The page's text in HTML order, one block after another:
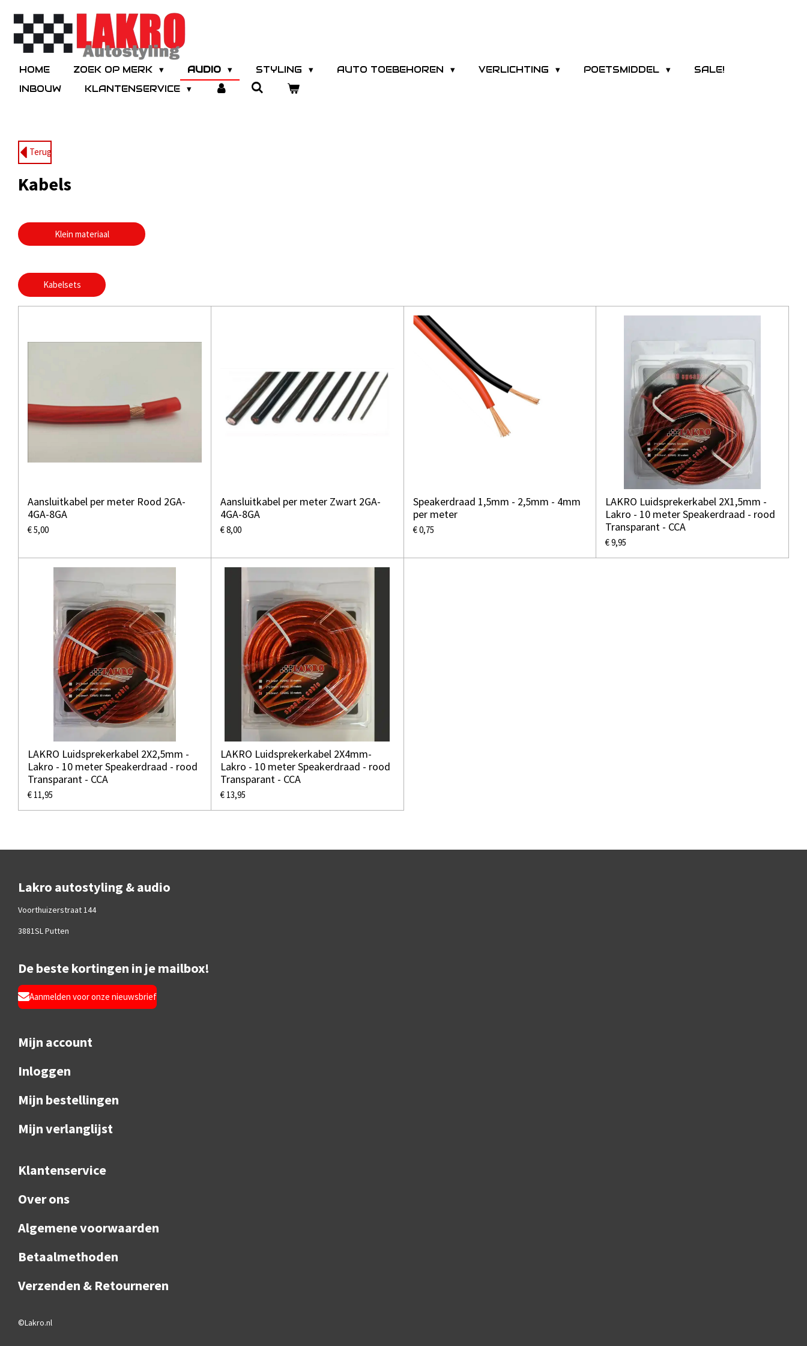
Ga
direct
hoofdinhoud
HOME ZOEK OP MERK AUDIO STYLING AUTO TOEBEHOREN VERLICHTING POETSMIDDEL
SALE!
INBOUW
KLANTENSERVICE
Terug
Kabels
Klein materiaal
Kabelsets
Aansluitkabel per meter Rood 2GA-
4GA-8GA
€ 5,00
Aansluitkabel per meter Zwart 2GA-
4GA-8GA
€ 8,00
Speakerdraad 1,5mm - 2,5mm - 4mm
per meter
€ 0,75
LAKRO Luidsprekerkabel 2X1,5mm -
Lakro - 10 meter Speakerdraad - rood
Transparant - CCA
€ 9,95
LAKRO Luidsprekerkabel 2X2,5mm -
Lakro - 10 meter Speakerdraad - rood
Transparant - CCA
€ 11,95
LAKRO Luidsprekerkabel 2X4mm-
Lakro - 10 meter Speakerdraad - rood
Transparant - CCA
€ 13,95
Lakro autostyling & audio
Voorthuizerstraat 144
3881SL Putten
De beste kortingen in je mailbox!
Aanmelden voor onze nieuwsbrief
Mijn account
Inloggen
Mijn bestellingen
Mijn verlanglijst
Klantenservice
Over ons
Algemene voorwaarden
Betaalmethoden
Verzenden & Retourneren
©Lakro.nl